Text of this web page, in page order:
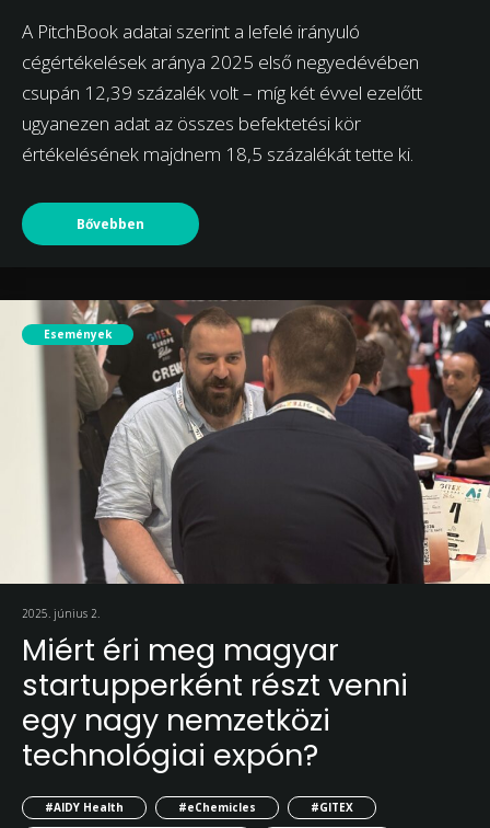
A PitchBook adatai szerint a lefelé irányuló
cégértékelések aránya 2025 első negyedévében
csupán 12,39 százalék volt – míg két évvel ezelőtt
ugyanezen adat az összes befektetési kör
értékelésének majdnem 18,5 százalékát tette ki.
Bővebben
Események
2025. június 2.
Miért éri meg magyar
startupperként részt venni
egy nagy nemzetközi
technológiai expón?
#AIDY Health #eChemicles
#GITEX